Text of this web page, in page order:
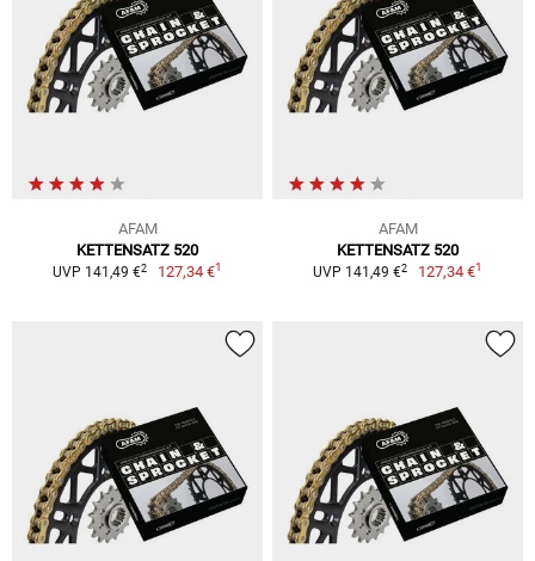
AFAM
KETTENSATZ 520
UVP 141,49 €2 127,34 €1
AFAM
KETTENSATZ 520
UVP 141,49 €2 127,34 €1